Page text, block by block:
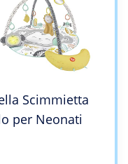
Scimmietta
per Neonati